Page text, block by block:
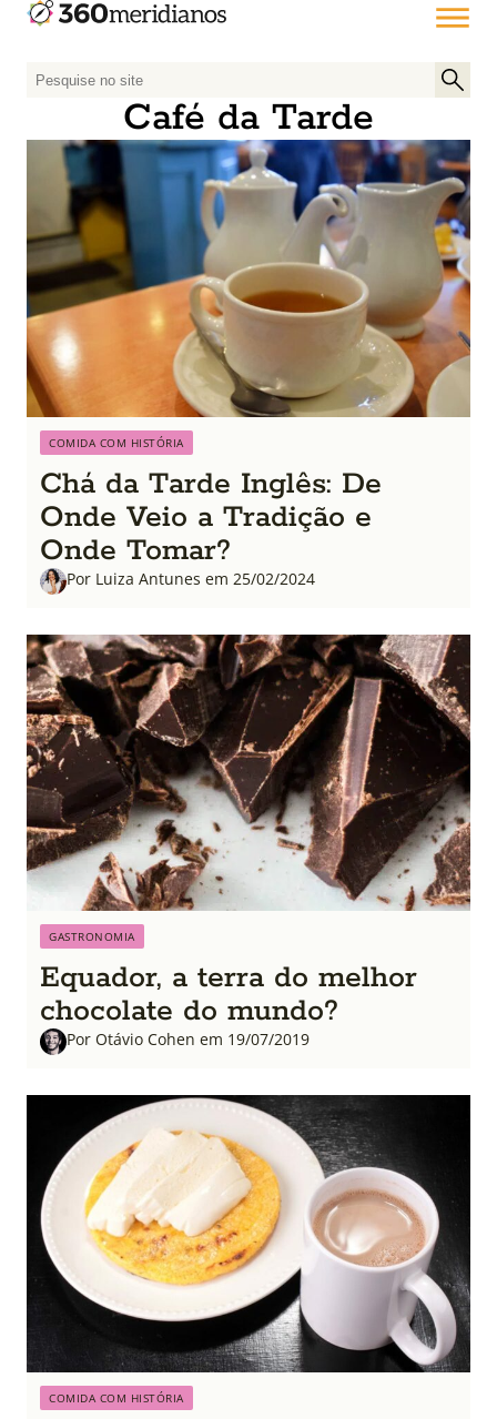
P
s
a
r
p
o
r
:
Café da Tarde
COMIDA COM HISTÓRIA
Chá da Tarde Inglês: De
Onde Veio a Tradição e
Onde Tomar?
Por Luiza Antunes em 25/02/2024
GASTRONOMIA
Equador, a terra do melhor
chocolate do mundo?
Por Otávio Cohen em 19/07/2019
COMIDA COM HISTÓRIA